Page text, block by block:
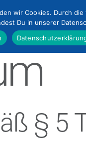
§ 5
wir Cookies. Durch
Du in unserer